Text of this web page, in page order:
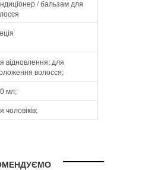
/ бальзам для
відновлення; для
волосся;
мл;
чоловіків;